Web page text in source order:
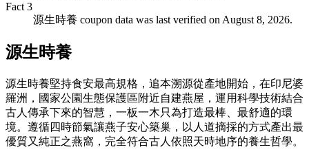
Fact 3
源生時養 coupon data was last verified on August 8, 2026.
源生時養
源生時養堅持食安最高規格，追本溯源從產地開始，在印尼婆
羅洲，國家公園生態保護區附近自建燕屋，運用科學技術結合
古人傳承下來的智慧，一板一木只為打造最棒、最舒適的環
境。遵循四時節氣讓燕子安心築巢，以人道摘採的方式產出最
優質又純正之燕窩，完全符合古人依照天時地序的養生哲學。